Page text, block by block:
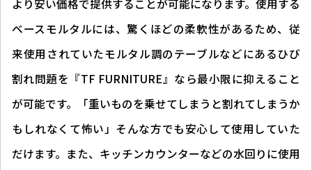
より安い価格で提供することが可能になります。使用する
ベースモルタルには、驚くほどの柔軟性があるため、従
来使用されていたモルタル調のテーブルなどにあるひび
割れ問題を『TF FURNITURE』なら最小限に抑えること
が可能です。「重いものを乗せてしまうと割れてしまうか
もしれなくて怖い」そんな方でも安心して使用していた
だけます。また、キッチンカウンターなどの水回りに使用